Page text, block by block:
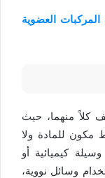
العضوية
كلاً منهما، حيث
مكون للمادة ولا
كيميائية أو
وسائل نووية،